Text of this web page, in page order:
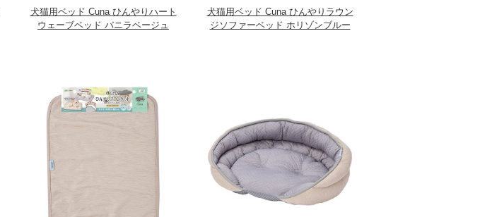
犬猫用ベッド Cuna ひんやりハート
ウェーブベッド バニラベージュ
犬猫用ベッド Cuna ひんやりラウン
ジソファーベッド ホリゾンブルー